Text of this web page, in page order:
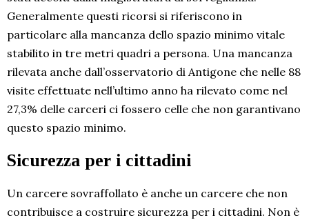
Generalmente questi ricorsi si riferiscono in
particolare alla mancanza dello spazio minimo vitale
stabilito in tre metri quadri a persona. Una mancanza
rilevata anche dall’osservatorio di Antigone che nelle 88
visite effettuate nell’ultimo anno ha rilevato come nel
27,3% delle carceri ci fossero celle che non garantivano
questo spazio minimo.
Sicurezza per i cittadini
Un carcere sovraffollato è anche un carcere che non
contribuisce a costruire sicurezza per i cittadini. Non è